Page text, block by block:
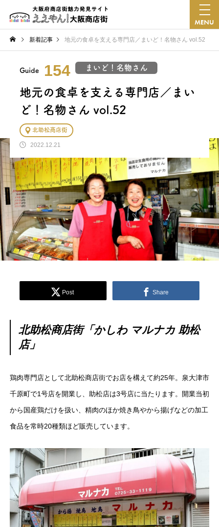
MENU
新着記事 地元の食卓を支える専門店／まいど！名物さん vol.52
Guide 154 まいど！名物さん
地元の食卓を支える専門店／まい
ど！名物さん vol.52
北助松商店街
2022.12.21
Post Share
北助松商店街「かしわ マルナカ 助松
店」
鶏肉専門店として北助松商店街でお店を構えて約25年。泉大津市
千原町で1号店を開業し、助松店は3号店に当たります。開業当初
から国産鶏だけを扱い、精肉のほか焼き鳥やから揚げなどの加工
食品を常時20種類ほど販売しています。